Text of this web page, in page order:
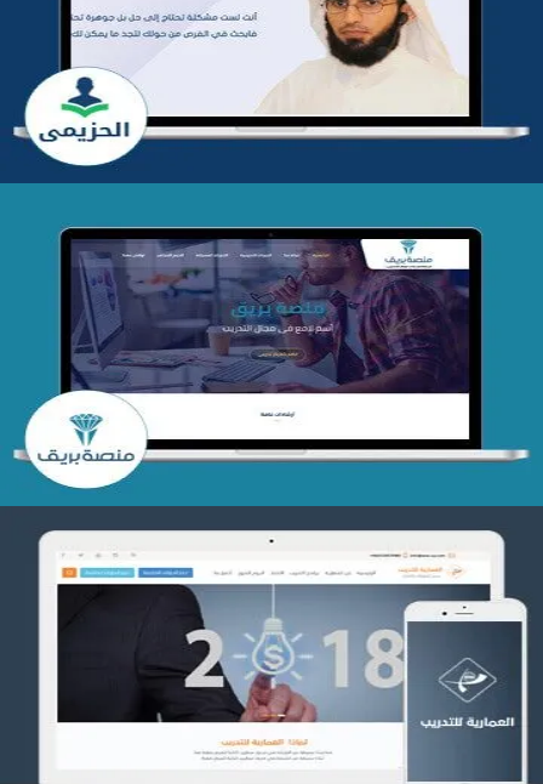
التفاصيل
تصميم منصة بريق
التفاصيل
تصميم العمارية للتدريب
التفاصيل